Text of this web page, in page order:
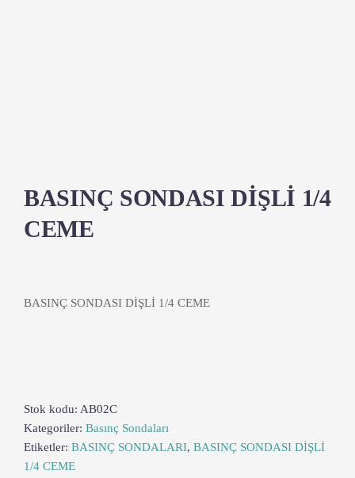
BASINÇ SONDASI DİŞLİ 1/4
CEME
BASINÇ SONDASI DİŞLİ 1/4 CEME
Stok kodu: AB02C
Kategoriler: Basınç Sondaları
Etiketler: BASINÇ SONDALARI, BASINÇ SONDASI DİŞLİ
1/4 CEME